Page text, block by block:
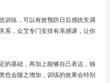
训练，可以有效预防日后感统失调
系，众艾专门安排有亲感课，让你
的基础，再加上能够自己表达，独
也会随之增加，训练的效果会特别